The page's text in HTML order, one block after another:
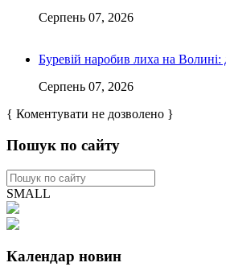
Серпень 07, 2026
Буревій наробив лиха на
Серпень 07, 2026
{ Коментувати не дозволено }
Пошук по сайту
SMALL
Календар новин